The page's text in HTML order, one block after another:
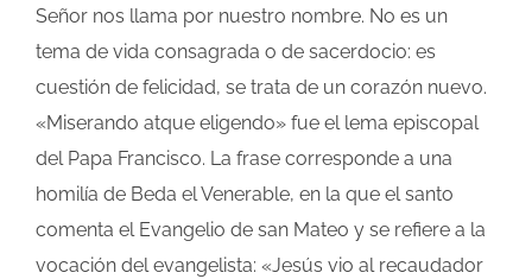
Señor nos llama por nuestro nombre. No es un
tema de vida consagrada o de sacerdocio: es
cuestión de felicidad, se trata de un corazón nuevo.
«Miserando atque eligendo» fue el lema episcopal
del Papa Francisco. La frase corresponde a una
homilía de Beda el Venerable, en la que el santo
comenta el Evangelio de san Mateo y se refiere a la
vocación del evangelista: «Jesús vio al recaudador